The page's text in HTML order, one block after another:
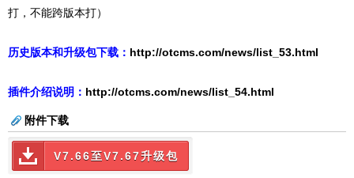
打，不能跨版本打）
历史版本和升级包下载： http://otcms.com/news/list_53.html
插件介绍说明： http://otcms.com/news/list_54.html
附件下载
V7.66至V7.67升级包